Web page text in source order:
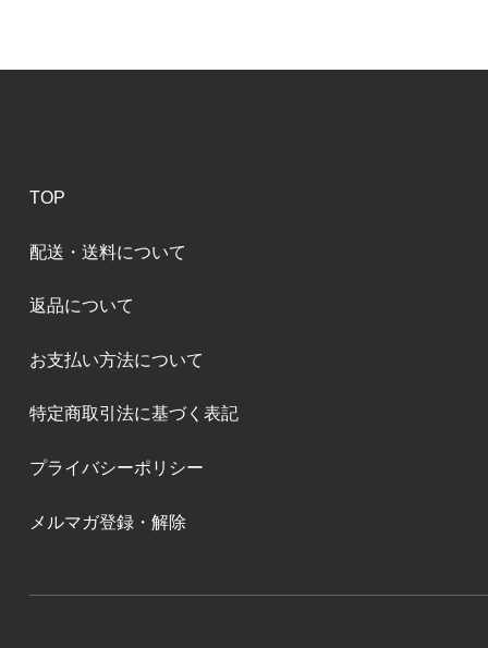
TOP
配送・送料について
返品について
お支払い方法について
特定商取引法に基づく表記
プライバシーポリシー
メルマガ登録・解除